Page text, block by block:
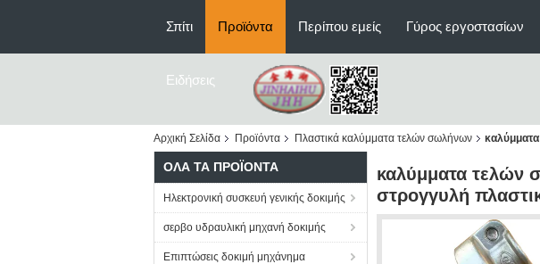
Σπίτι Προϊόντα Περίπου εμείς Γύρος εργοστασίων
Ειδήσεις
Αρχική Σελίδα Προϊόντα Πλαστικά καλύμματα τελών σωλήνων
ΌΛΑ ΤΑ ΠΡΟΪΌΝΤΑ
Ηλεκτρονική συσκευή γενικής δοκιμής
σερβο υδραυλική μηχανή δοκιμής
Επιπτώσεις δοκιμή μηχάνημα
καλύμματα τελών
στρογγυλή